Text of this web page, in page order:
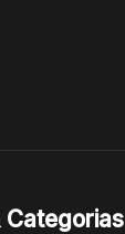
Categorias